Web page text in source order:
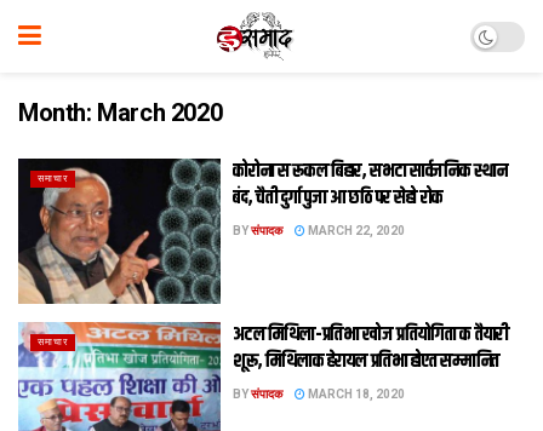
Month: March 2020
समाचार
कोरोना स रूकल बिहार, सभटा सार्वजनिक स्थान
बंद, चैती दुर्गा पुजा आ छठि पर सेहो रोक
BYसंपादक MARCH 22, 2020
समाचार
अटल मिथिला-प्रतिभा खोज प्रतियोगिता क तैयारी
शूरू, मिथि‍लाक हेरायल प्रतिभा होएत सम्मानित
BYसंपादक MARCH 18, 2020